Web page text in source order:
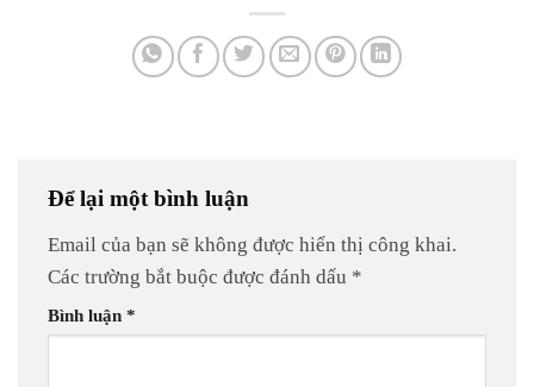
Để lại một bình luận
Email của bạn sẽ không được hiển thị công khai.
Các trường bắt buộc được đánh dấu *
Bình luận *